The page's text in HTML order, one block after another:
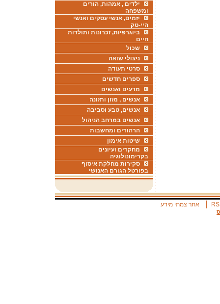
ילדים , אמהות, הורים
ומשפחה
יזמים, אנשי עסקים ואנשי
היי-טק
ביוגרפיות, זכרונות ותולדות
חיים
שכול
ניצולי שואה
סרטי תעודה
ספרים חדשים
מדעים ואנשים
אנשים , מזון ותזונה
אנשים, טבע וסביבה
אנשים במרחב הניהול
הרהורים ומחשבות
שיטות אימון
מחקרים ועיונים
בקרימונולוגיה
סקירות מחלקת איסוף
בפורטל הגורם האנושי
אתר צמתי מידע